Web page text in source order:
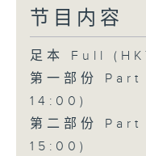
节目内容
足本 Full
第一部份
14:00)
第二部份
15:00)